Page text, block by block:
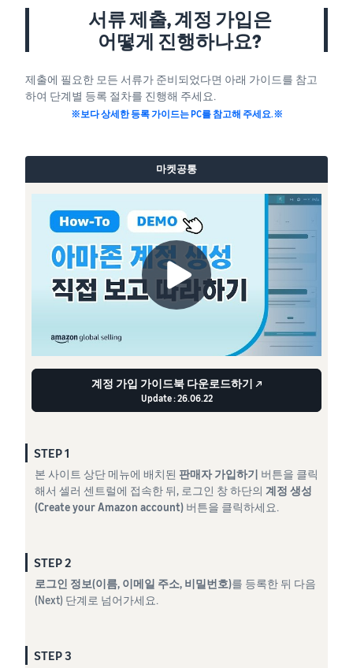
서류 제출, 계정 가입은
어떻게 진행하나요?
제출에 필요한 모든 서류가 준비되었다면 아래 가이드를 참고
하여 단계별 등록 절차를 진행해 주세요.
※보다 상세한 등록 가이드는 PC를 참고해 주세요.※
마켓공통
계정 가입 가이드북 다운로드하기 ↗
Update : 26.06.22
STEP 1
본 사이트 상단 메뉴에 배치된 판매자 가입하기 버튼을 클릭
해서 셀러 센트럴에 접속한 뒤, 로그인 창 하단의 계정 생성
(Create your Amazon account) 버튼을 클릭하세요.
STEP 2
로그인 정보(이름, 이메일 주소, 비밀번호)를 등록한 뒤 다음
(Next) 단계로 넘어가세요.
STEP 3